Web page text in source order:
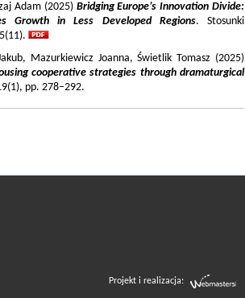
Adam (2025) Bridging Europe’s Innovation Divide:
Growth in Less Developed Regions. Stosunki
Mazurkiewicz Joanna, Świetlik Tomasz (2025)
cooperative strategies through dramaturgical
pp. 278–292.
Projekt i realizacja: